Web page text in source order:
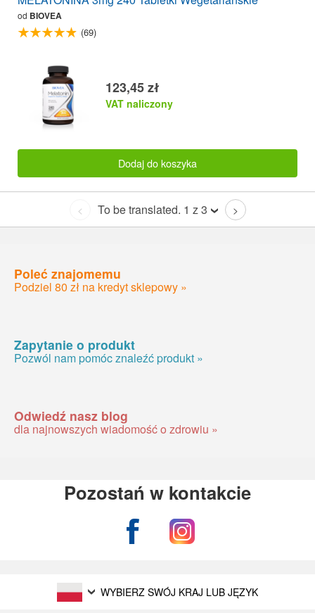
od BIOVEA
(69)
123,45 zł
VAT naliczony
Dodaj do koszyka
< To be translated. 1 z 3 >
Poleć znajomemu
Podziel 80 zł na kredyt sklepowy »
Zapytanie o produkt
Pozwól nam pomóc znaleźć produkt »
Odwiedź nasz blog
dla najnowszych wiadomość o zdrowiu »
Pozostań w kontakcie
WYBIERZ SWÓJ KRAJ LUB JĘZYK